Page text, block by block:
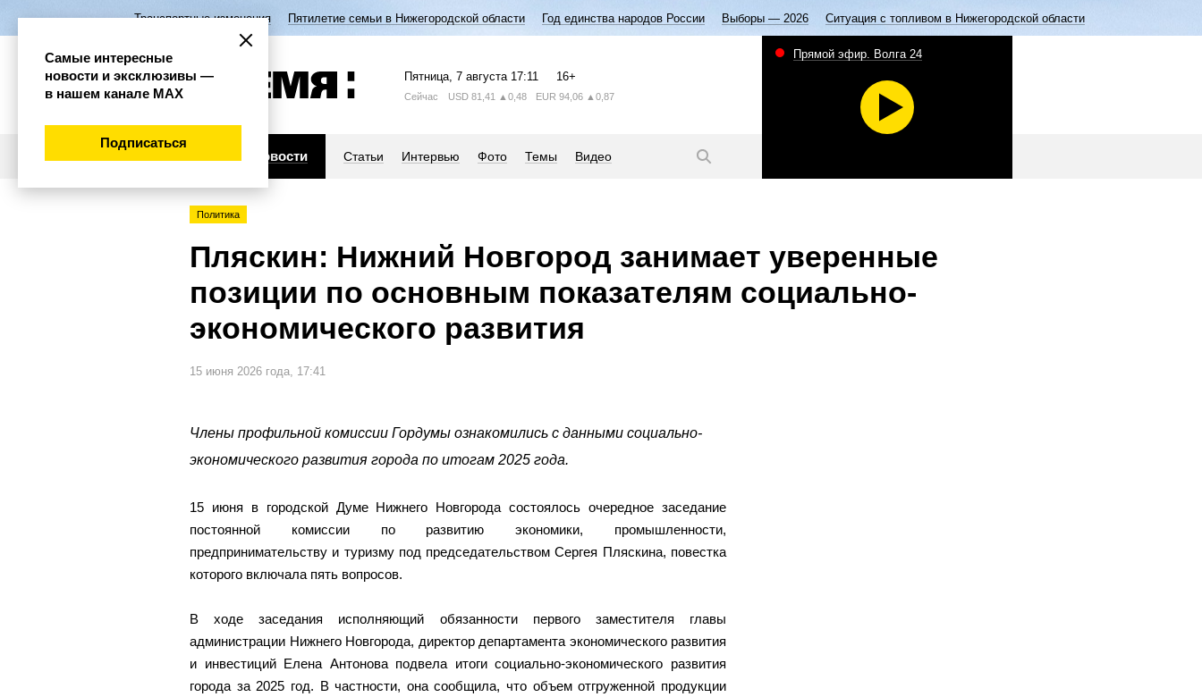
Транспортные изменения Пятилетие семьи в Нижегородской области Год единства народов России Выборы — 2026 Ситуация с топливом в Нижегородской области
Пятница, 7 августа 17:11 16+
Сейчас USD 81,41 ▲0,48 EUR 94,06 ▲0,87
Новости Статьи Интервью Фото Темы Видео
Прямой эфир. Волга 24
Политика
Пляскин: Нижний Новгород занимает уверенные
позиции по основным показателям социально-
экономического развития
15 июня 2026 года, 17:41
Члены профильной комиссии Гордумы ознакомились с данными социально-
экономического развития города по итогам 2025 года.
15 июня в городской Думе Нижнего Новгорода состоялось очередное заседание
постоянной комиссии по развитию экономики, промышленности,
предпринимательству и туризму под председательством Сергея Пляскина, повестка
которого включала пять вопросов.
В ходе заседания исполняющий обязанности первого заместителя главы
администрации Нижнего Новгорода, директор департамента экономического развития
и инвестиций Елена Антонова подвела итоги социально-экономического развития
города за 2025 год. В частности, она сообщила, что объем отгруженной продукции
Самые интересные
новости и эксклюзивы —
в нашем канале МАХ
Подписаться